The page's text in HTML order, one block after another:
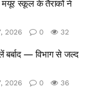
मयूर स्कूल के तैराकों ने
2026 0 32
बर्बाद — विभाग से जल्द
2026 0 36